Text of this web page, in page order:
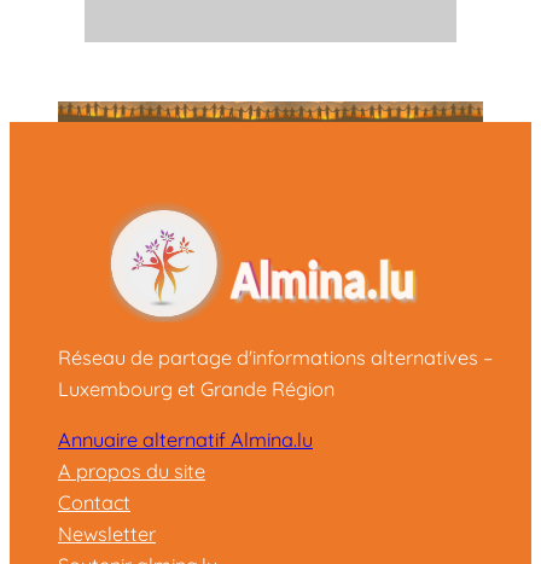
Réseau de partage d'informations alternatives –
Luxembourg et Grande Région
Annuaire alternatif Almina.lu
A propos du site
Contact
Newsletter